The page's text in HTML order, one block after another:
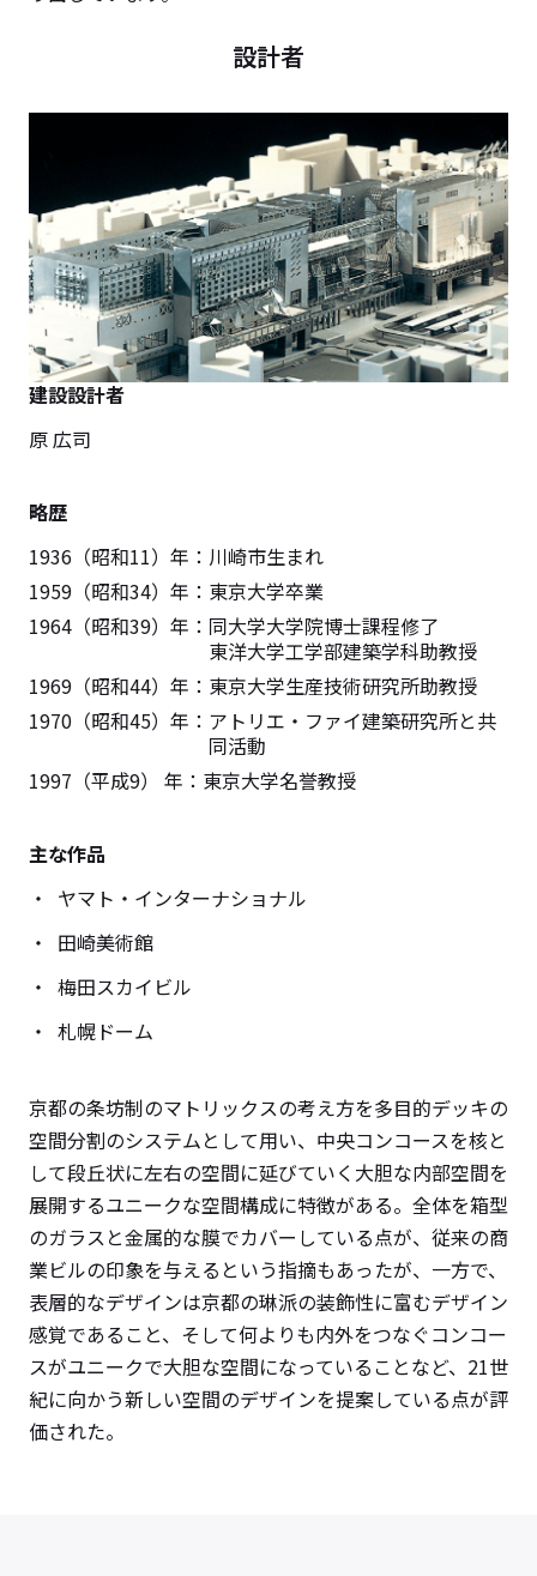
設計者
建設設計者
原 広司
略歴
1936（昭和11）年： 川崎市生まれ
1959（昭和34）年： 東京大学卒業
1964（昭和39）年： 同大学大学院博士課程修了
東洋大学工学部建築学科助教授
1969（昭和44）年： 東京大学生産技術研究所助教授
1970（昭和45）年： アトリエ・ファイ建築研究所と共
同活動
1997（平成9） 年： 東京大学名誉教授
主な作品
ヤマト・インターナショナル
田崎美術館
梅田スカイビル
札幌ドーム
京都の条坊制のマトリックスの考え方を多目的デッキの
空間分割のシステムとして用い、中央コンコースを核と
して段丘状に左右の空間に延びていく大胆な内部空間を
展開するユニークな空間構成に特徴がある。全体を箱型
のガラスと金属的な膜でカバーしている点が、従来の商
業ビルの印象を与えるという指摘もあったが、一方で、
表層的なデザインは京都の琳派の装飾性に富むデザイン
感覚であること、そして何よりも内外をつなぐコンコー
スがユニークで大胆な空間になっていることなど、21世
紀に向かう新しい空間のデザインを提案している点が評
価された。